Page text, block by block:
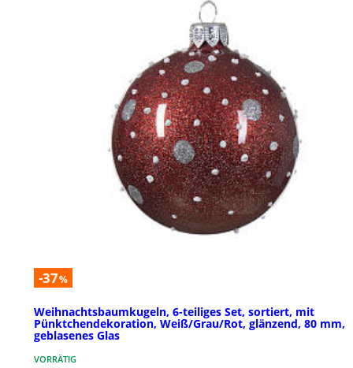
-37%
Weihnachtsbaumkugeln, 6-teiliges Set, sortiert, mit
Pünktchendekoration, Weiß/Grau/Rot, glänzend, 80 mm,
geblasenes Glas
VORRÄTIG